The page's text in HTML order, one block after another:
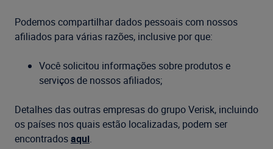
Podemos compartilhar dados pessoais com nossos
afiliados para várias razões, inclusive por que:
Você solicitou informações sobre produtos e
serviços de nossos afiliados;
Detalhes das outras empresas do grupo Verisk, incluindo
os países nos quais estão localizadas, podem ser
encontradosaqui.